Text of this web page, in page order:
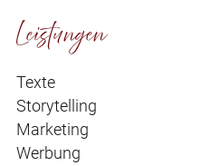
Leistungen
Texte
Storytelling
Marketing
Werbung